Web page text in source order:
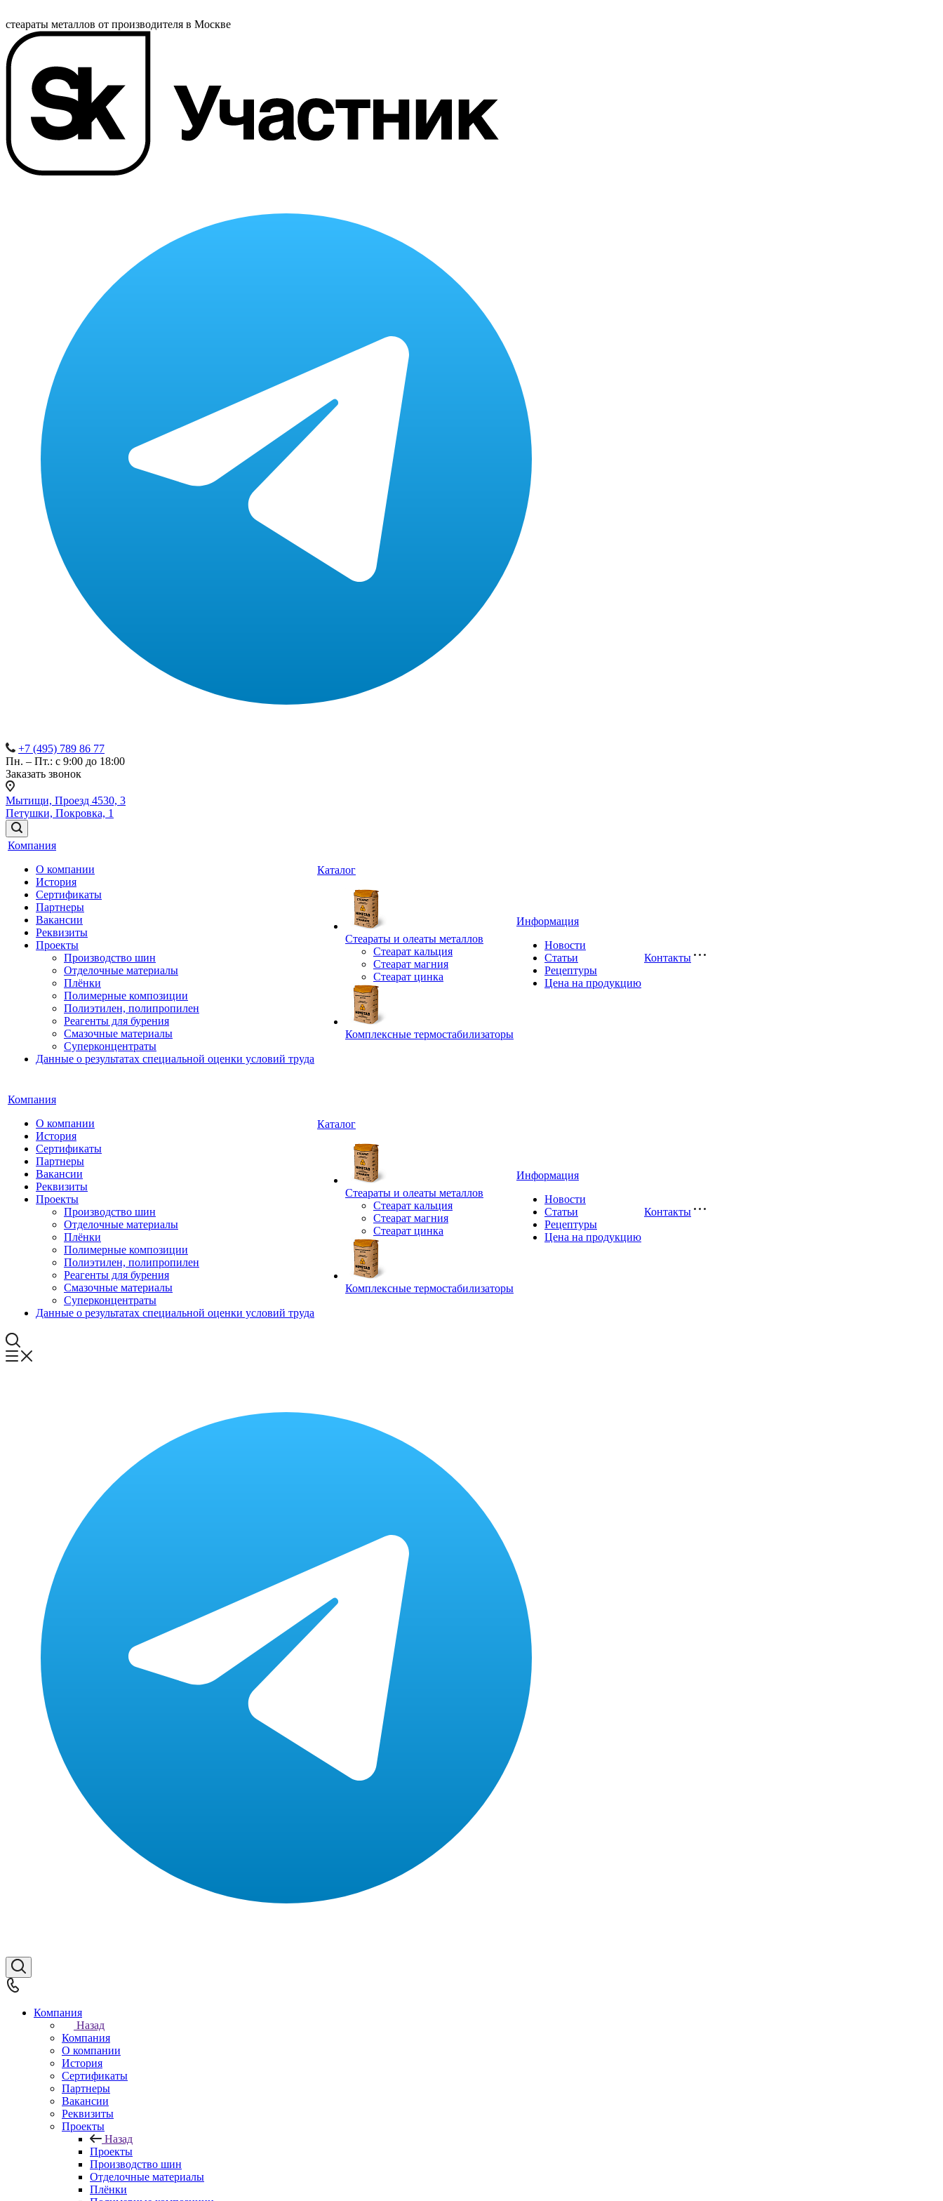
стеараты металлов от производителя в Москве
+7 (495) 789 86 77
Пн. – Пт.: с 9:00 до 18:00
Заказать звонок
Мытищи, Проезд 4530, 3
Петушки, Покровка, 1
Компания
О компании
История
Сертификаты
Партнеры
Вакансии
Реквизиты
Проекты
Производство шин
Отделочные материалы
Плёнки
Полимерные композиции
Полиэтилен, полипропилен
Реагенты для бурения
Смазочные материалы
Суперконцентраты
Данные о результатах специальной оценки условий труда
Каталог
Стеараты и олеаты металлов
Стеарат кальция
Стеарат магния
Стеарат цинка
Комплексные термостабилизаторы
Информация
Новости
Статьи
Рецептуры
Цена на продукцию
Контакты
Компания
О компании
История
Сертификаты
Партнеры
Вакансии
Реквизиты
Проекты
Производство шин
Отделочные материалы
Плёнки
Полимерные композиции
Полиэтилен, полипропилен
Реагенты для бурения
Смазочные материалы
Суперконцентраты
Данные о результатах специальной оценки условий труда
Каталог
Стеараты и олеаты металлов
Стеарат кальция
Стеарат магния
Стеарат цинка
Комплексные термостабилизаторы
Информация
Новости
Статьи
Рецептуры
Цена на продукцию
Контакты
Компания
Назад
Компания
О компании
История
Сертификаты
Партнеры
Вакансии
Реквизиты
Проекты
Назад
Проекты
Производство шин
Отделочные материалы
Плёнки